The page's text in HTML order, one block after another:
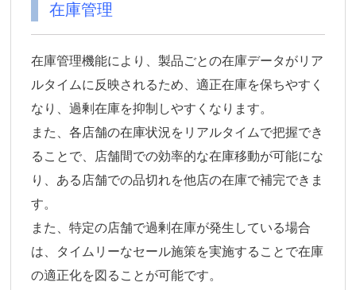
在庫管理
在庫管理機能により、製品ごとの在庫データがリア
ルタイムに反映されるため、適正在庫を保ちやすく
なり、過剰在庫を抑制しやすくなります。
また、各店舗の在庫状況をリアルタイムで把握でき
ることで、店舗間での効率的な在庫移動が可能にな
り、ある店舗での品切れを他店の在庫で補完できま
す。
また、特定の店舗で過剰在庫が発生している場合
は、タイムリーなセール施策を実施することで在庫
の適正化を図ることが可能です。